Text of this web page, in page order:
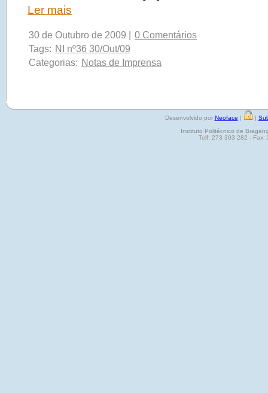
Ler mais
30 de Outubro de 2009 |
0 Comentários
Tags: NI nº36 30/Out/09
Categorias: Notas de Imprensa
Desenvolvido por Neoface | |
Instituto Politécnico de
Telf: 273 303 282 - Fax: